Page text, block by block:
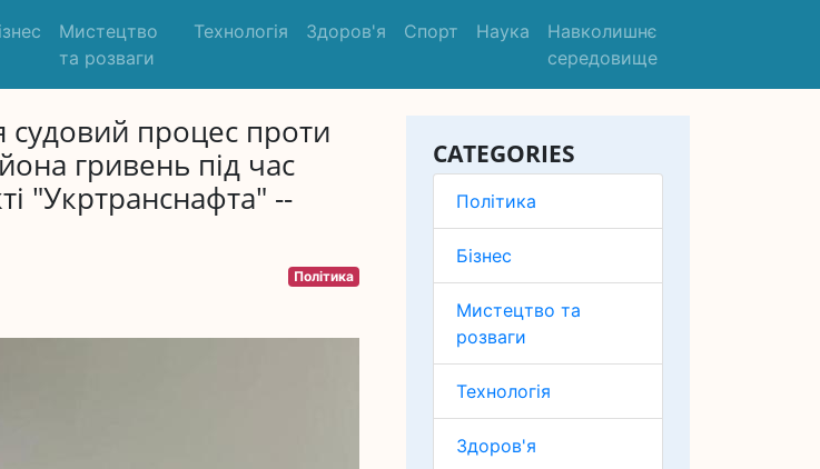
Мистецтво
та розваги
Технологія Здоров'я Спорт Наука
Навколишнє
середовище
CATEGORIES
Політика
Бізнес
Мистецтво та
розваги
Технологія
Здоров'я
судовий процес проти
гривень під час
"Укртранснафта" --
Політика